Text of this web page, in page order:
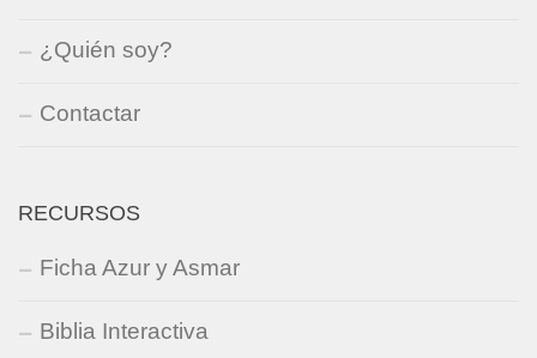
¿Quién soy?
Contactar
RECURSOS
Ficha Azur y Asmar
Biblia Interactiva